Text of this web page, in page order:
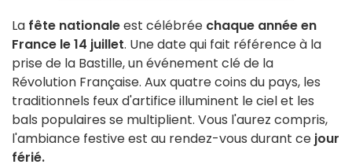
La fête nationaleest célébrée chaque année en
France le 14 juillet. Une date qui fait référence à la
prise de la Bastille, un événement clé de la
Révolution Française. Aux quatre coins du pays, les
traditionnels feux d'artifice illuminent le ciel et les
bals populaires se multiplient. Vous l'aurez compris,
l'ambiance festive est au rendez-vous durant ce jour
férié.